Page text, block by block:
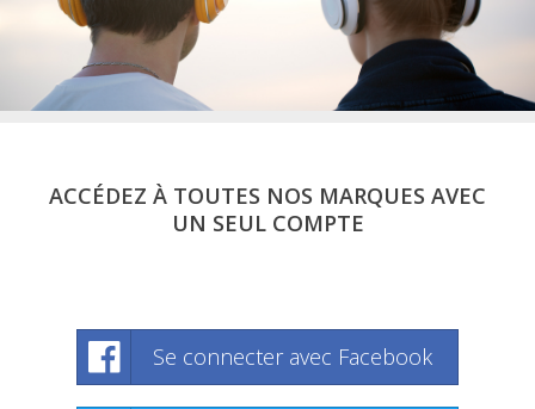
ACCÉDEZ À TOUTES NOS MARQUES AVEC
UN SEUL COMPTE
Se connecter avec Facebook